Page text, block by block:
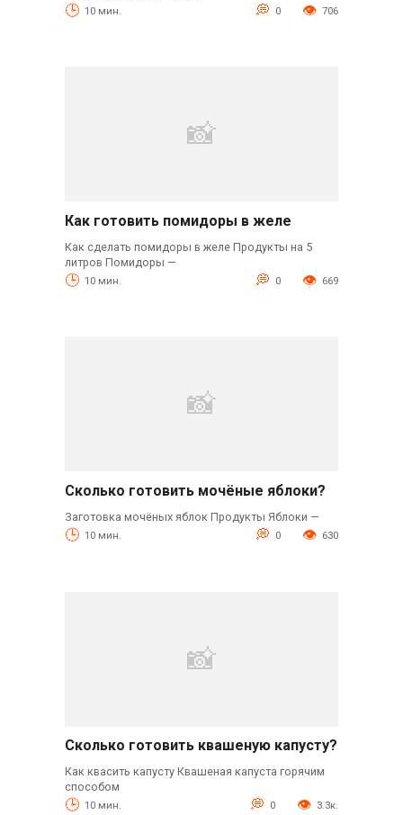
10 мин. 0 706
Как готовить помидоры в желе
Как сделать помидоры в желе Продукты на 5
литров Помидоры —
10 мин. 0 669
Сколько готовить мочёные яблоки?
Заготовка мочёных яблок Продукты Яблоки —
10 мин. 0 630
Сколько готовить квашеную капусту?
Как квасить капусту Квашеная капуста горячим
способом
10 мин. 0 3.3к.